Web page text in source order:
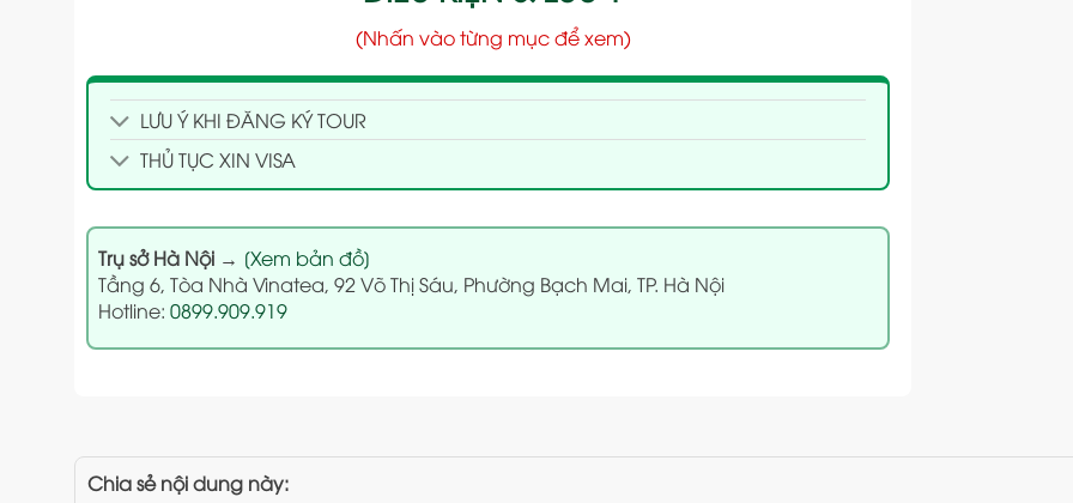
(Nhấn vào từng mục để xem)
LƯU Ý KHI ĐĂNG KÝ TOUR
THỦ TỤC XIN VISA
Trụ sở Hà Nội→ [Xem bản đồ]
Tầng 6, Tòa Nhà Vinatea, 92 Võ Thị Sáu, Phường Bạch Mai, TP. Hà Nội
Hotline: 0899.909.919
Chia sẻ nội dung này: